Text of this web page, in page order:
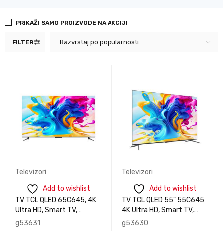
FILTER Razvrstaj po popularnosti
PRIKAŽI SAMO PROIZVODE NA AKCIJI
Televizori
Add to wishlist
TV TCL QLED 65C645, 4K
Ultra HD, Smart TV,
Android, Google TV, 120 Hz
g53631
Televizori
Add to wishlist
TV TCL QLED 55" 55C645
4K Ultra HD, Smart TV,
Android, Google TV, 120 Hz
g53630